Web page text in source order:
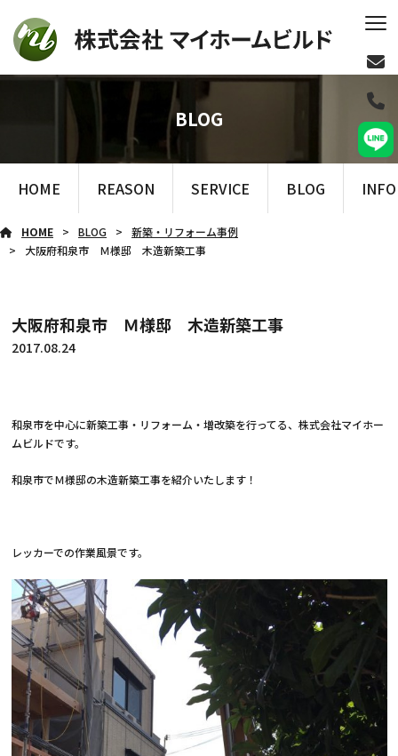
BLOG
HOME REASON SERVICE BLOG
HOME BLOG
新築・リフォーム事例
大阪府和泉市 Ｍ様邸 木造新築工事
大阪府和泉市 Ｍ様邸 木造新築工事
2017.08.24
和泉市を中心に新築工事・リフォーム・増改築を行ってる、株式会社マイホー
ムビルドです。
和泉市でＭ様邸の木造新築工事を紹介いたします！
レッカーでの作業風景です。